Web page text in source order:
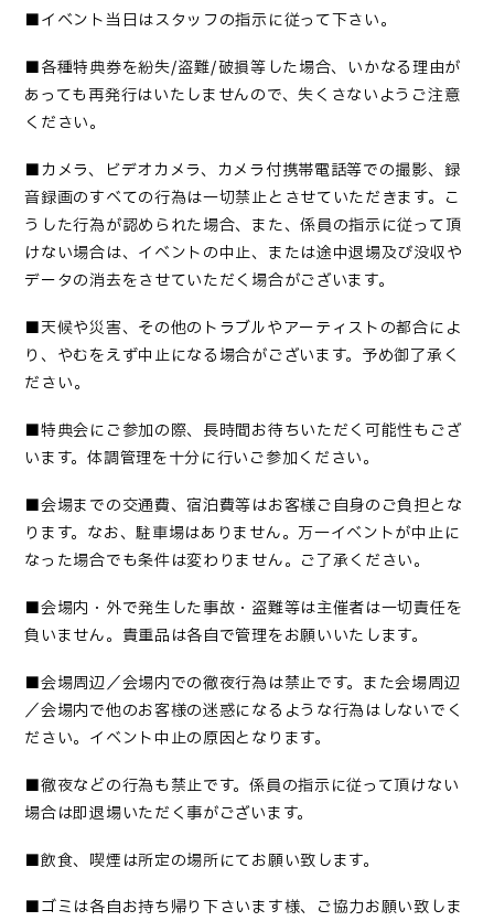
■イベント当日はスタッフの指示に従って下さい。
■各種特典券を紛失/盗難/破損等した場合、いかなる理由が
あっても再発行はいたしませんので、失くさないようご注意
ください。
■カメラ、ビデオカメラ、カメラ付携帯電話等での撮影、録
音録画のすべての行為は一切禁止とさせていただきます。こ
うした行為が認められた場合、また、係員の指示に従って頂
けない場合は、イベントの中止、または途中退場及び没収や
データの消去をさせていただく場合がございます。
■天候や災害、その他のトラブルやアーティストの都合によ
り、やむをえず中止になる場合がございます。予め御了承く
ださい。
■特典会にご参加の際、長時間お待ちいただく可能性もござ
います。体調管理を十分に行いご参加ください。
■会場までの交通費、宿泊費等はお客様ご自身のご負担とな
ります。なお、駐車場はありません。万一イベントが中止に
なった場合でも条件は変わりません。ご了承ください。
■会場内・外で発生した事故・盗難等は主催者は一切責任を
負いません。貴重品は各自で管理をお願いいたします。
■会場周辺／会場内での徹夜行為は禁止です。また会場周辺
／会場内で他のお客様の迷惑になるような行為はしないでく
ださい。イベント中止の原因となります。
■徹夜などの行為も禁止です。係員の指示に従って頂けない
場合は即退場いただく事がございます。
■飲食、喫煙は所定の場所にてお願い致します。
■ゴミは各自お持ち帰り下さいます様、ご協力お願い致しま